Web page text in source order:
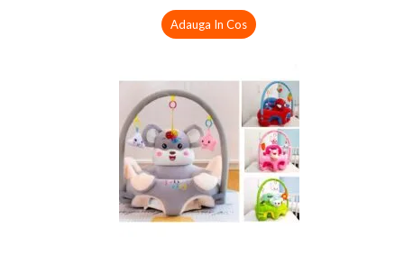
Adauga In Cos